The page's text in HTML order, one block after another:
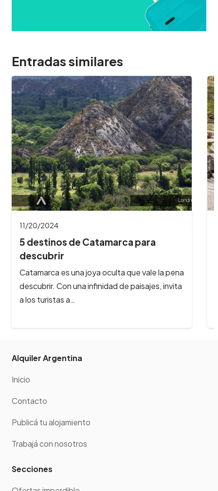
Entradas similares
10/31/2024
5 destinos en Córdoba para
descansar todo el…
Córdoba es una de las principales opciones al
momento de elegir un lugar para ir a
descansar, salir de la…
Alquiler Argentina
Inicio
Contacto
Publicá tu alojamiento
Trabajá con nosotros
Secciones